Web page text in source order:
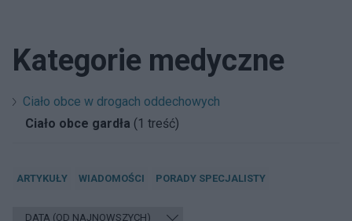
Kategorie medyczne
Ciało obce w drogach oddechowych
Ciało obce gardła (1 treść)
ARTYKUŁY WIADOMOŚCI PORADY SPECJALISTY